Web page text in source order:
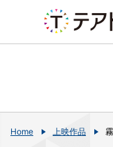
Home 上映作品